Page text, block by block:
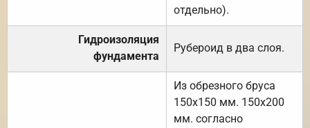
отдельно).
Гидроизоляция
фундамента
Рубероид в два слоя.
Из обрезного бруса
150х150 мм. 150х200
мм. согласно